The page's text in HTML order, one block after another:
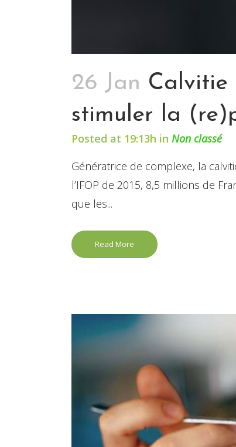
26 Jan Calvitie
stimuler la
Posted at 19:13h in Non classé
Génératrice de complexe, la
l’IFOP de 2015, 8,5 millions de
que les...
Read More